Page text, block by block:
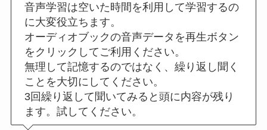
音声学習は空いた時間を利用して学習するの
に大変役立ちます。
オーディオブックの音声データを再生ボタン
をクリックしてご利用ください。
無理して記憶するのではなく、繰り返し聞く
ことを大切にしてください。
3回繰り返して聞いてみると頭に内容が残り
ます。試してください。